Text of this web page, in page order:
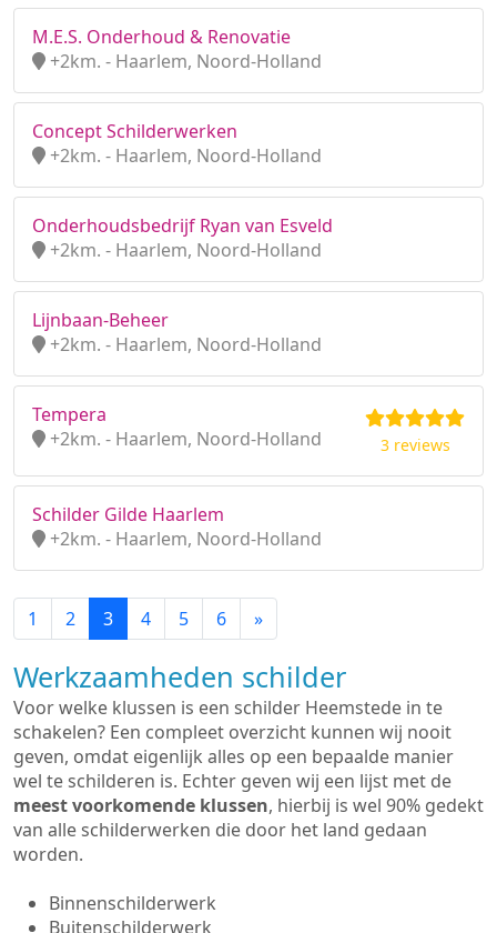
M.E.S. Onderhoud & Renovatie
+2km. - Haarlem, Noord-Holland
Concept Schilderwerken
+2km. - Haarlem, Noord-Holland
Onderhoudsbedrijf Ryan van Esveld
+2km. - Haarlem, Noord-Holland
Lijnbaan-Beheer
+2km. - Haarlem, Noord-Holland
Tempera
+2km. - Haarlem, Noord-Holland
3 reviews
Schilder Gilde Haarlem
+2km. - Haarlem, Noord-Holland
1 2 3 4 5 6 »
Werkzaamheden schilder
Voor welke klussen is een schilder Heemstede in te
schakelen? Een compleet overzicht kunnen wij nooit
geven, omdat eigenlijk alles op een bepaalde manier
wel te schilderen is. Echter geven wij een lijst met de
meest voorkomende klussen, hierbij is wel 90% gedekt
van alle schilderwerken die door het land gedaan
worden.
Binnenschilderwerk
Buitenschilderwerk